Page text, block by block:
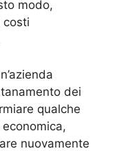
modo,
costi
dei
qualche
economica,
nuovamente